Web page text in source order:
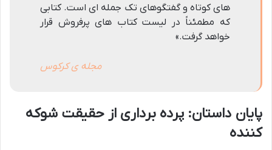
های کوتاه و گفتگوهای تک جمله ای است. کتابی
که مطمئناً در لیست کتاب های پرفروش قرار
خواهد گرفت.»
مجله ی کرکوس
پایان داستان: پرده برداری از حقیقت شوکه
کننده